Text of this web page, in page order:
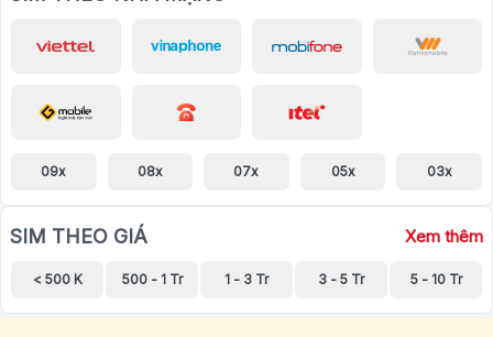
09x 08x 07x 05x 03x
SIM THEO GIÁ Xem thêm
< 500 K 500 - 1 Tr 1 - 3 Tr 3 - 5 Tr 5 - 10 Tr